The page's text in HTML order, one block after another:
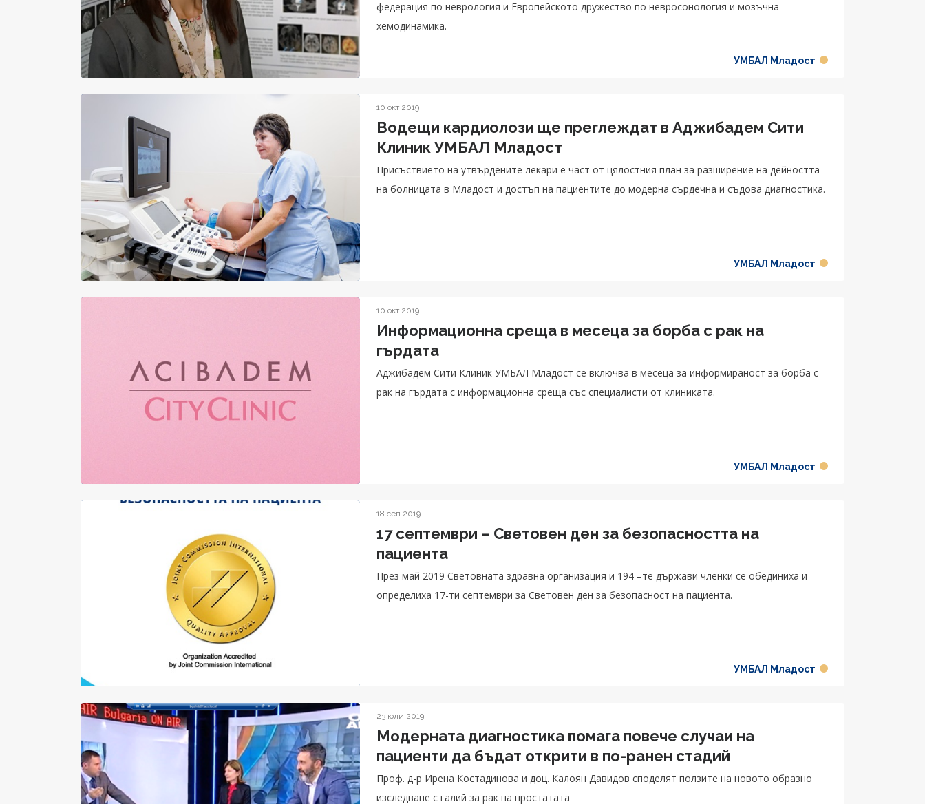
федерация по неврология и Европейското дружество по невросонология и мозъчна
хемодинамика.
УМБАЛ Младост
10 окт 2019
Водещи кардиолози ще преглеждат в Аджибадем Сити
Клиник УМБАЛ Младост
Присъствието на утвърдените лекари е част от цялостния план за разширение на дейността
на болницата в Младост и достъп на пациентите до модерна сърдечна и съдова диагностика.
УМБАЛ Младост
10 окт 2019
Информационна среща в месеца за борба с рак на
гърдата
Аджибадем Сити Клиник УМБАЛ Младост се включва в месеца за информираност за борба с
рак на гърдата с информационна среща със специалисти от клиниката.
УМБАЛ Младост
18 сеп 2019
17 септември – Световен ден за безопасността на
пациента
През май 2019 Световната здравна организация и 194 –те държави членки се обединиха и
определиха 17-ти септември за Световен ден за безопасност на пациента.
УМБАЛ Младост
23 юли 2019
Модерната диагностика помага повече случаи на
пациенти да бъдат открити в по-ранен стадий
Проф. д-р Ирена Костадинова и доц. Калоян Давидов споделят ползите на новото образно
изследване с галий за рак на простатата